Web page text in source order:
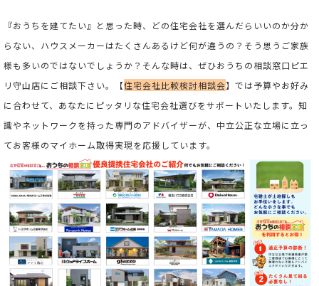
『おうちを建てたい』と思った時、どの住宅会社を選んだらいいのか分か
らない、ハウスメーカーはたくさんあるけど何が違うの？そう思うご家族
様も多いのではないでしょうか？そんな時は、ぜひおうちの相談窓口ピエ
リ守山店にご相談下さい。
【住宅会社比較検討相談会】では予算やお好み
に合わせて、あなたにピッタリな住宅会社選びをサポートいたします。 知
識やネットワークを持った専門のアドバイザーが、中立公正な立場に立っ
てお客様のマイホーム取得実現を応援しています。